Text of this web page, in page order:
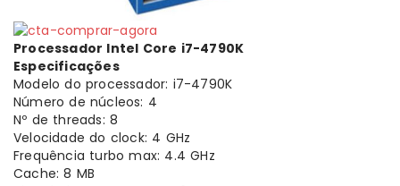
Processador Intel Core i7-4790K
Especificações
Modelo do processador: i7-4790K
Número de núcleos: 4
Nº de threads: 8
Velocidade do clock: 4 GHz
Frequência turbo max: 4.4 GHz
Cache: 8 MB